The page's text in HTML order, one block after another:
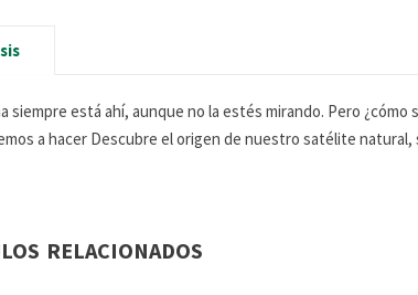
siempre está ahí, aunque no la estés mirando. Pero
a hacer Descubre el origen de nuestro satélite
relacionados